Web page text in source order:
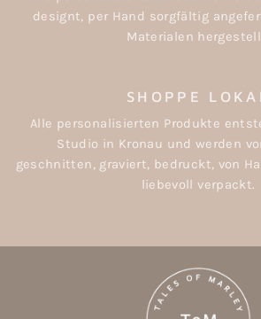
designt, per Hand sorgfältig
Materialen
SHOPPE
Alle personalisierten Produkte
Studio in Kronau und werden
geschnitten, graviert, bedruckt, von
liebevoll verpackt.